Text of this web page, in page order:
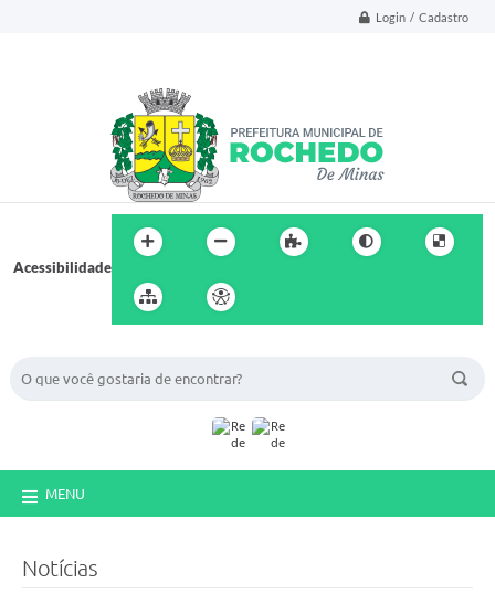
Login / Cadastro
Acessibilidade
MENU
Notícias